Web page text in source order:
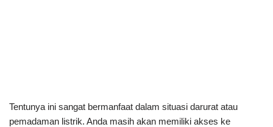
Tentunya ini sangat bermanfaat dalam situasi darurat atau
pemadaman listrik. Anda masih akan memiliki akses ke